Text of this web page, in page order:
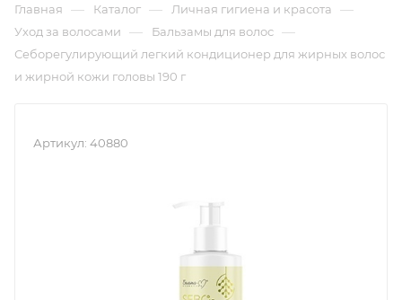
Главная — Каталог — Личная гигиена и красота —
Уход за волосами — Бальзамы для волос —
Себорегулирующий легкий кондиционер для жирных волос
и жирной кожи головы 190 г
Артикул: 40880